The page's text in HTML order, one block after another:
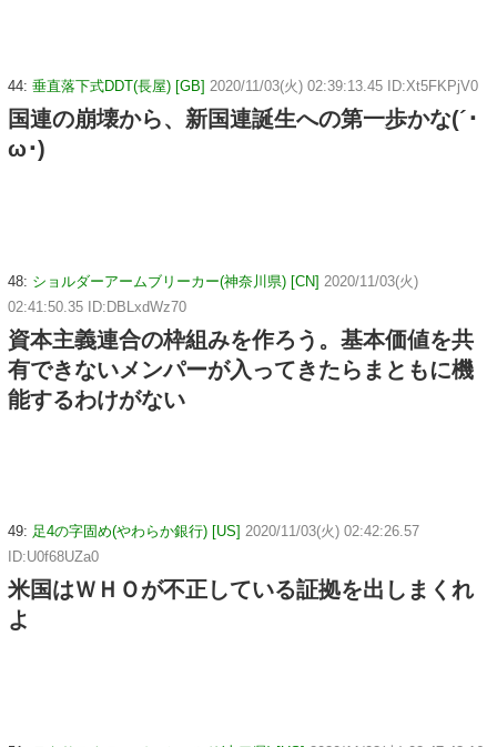
44: 垂直落下式DDT(長屋) [GB] 2020/11/03(火) 02:39:13.45 ID:Xt5FKPjV0
国連の崩壊から、新国連誕生への第一歩かな(´･
ω･)
48: ショルダーアームブリーカー(神奈川県) [CN] 2020/11/03(火)
02:41:50.35 ID:DBLxdWz70
資本主義連合の枠組みを作ろう。基本価値を共
有できないメンパーが入ってきたらまともに機
能するわけがない
49: 足4の字固め(やわらか銀行) [US] 2020/11/03(火) 02:42:26.57
ID:U0f68UZa0
米国はＷＨＯが不正している証拠を出しまくれ
よ